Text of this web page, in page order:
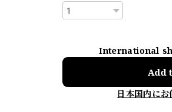
International
Add
日本国内に